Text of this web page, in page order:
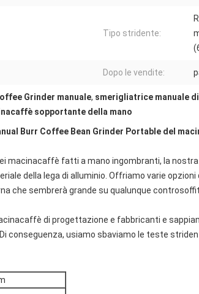
Tipo stridente:
Dopo le vendite:
Grinder manuale, smerigliatrice manuale
sopportante della mano
Burr Coffee Bean Grinder Portable del
macinacaffè fatti a mano ingombranti, la
della lega di alluminio. Offriamo varie
che sembrerà grande su qualunque
di progettazione e fabbricanti e
conseguenza, usiamo sbaviamo le teste